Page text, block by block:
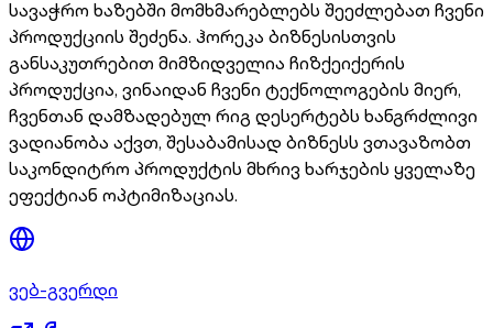
სავაჭრო ხაზებში მომხმარებლებს შეეძლებათ ჩვენი
პროდუქციის შეძენა. ჰორეკა ბიზნესისთვის
განსაკუთრებით მიმზიდველია ჩიზქეიქერის
პროდუქცია, ვინაიდან ჩვენი ტექნოლოგების მიერ,
ჩვენთან დამზადებულ რიგ დესერტებს ხანგრძლივი
ვადიანობა აქვთ, შესაბამისად ბიზნესს ვთავაზობთ
საკონდიტრო პროდუქტის მხრივ ხარჯების ყველაზე
ეფექტიან ოპტიმიზაციას.
ვებ-გვერდი